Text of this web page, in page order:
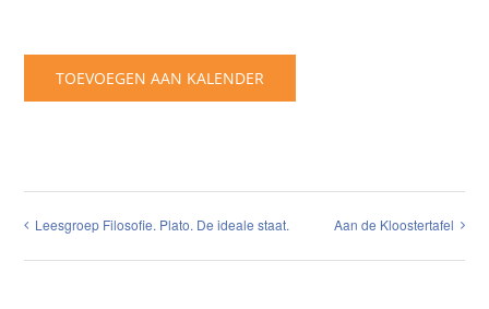
TOEVOEGEN AAN KALENDER
Leesgroep Filosofie. Plato. De ideale staat. Aan de Kloostertafel